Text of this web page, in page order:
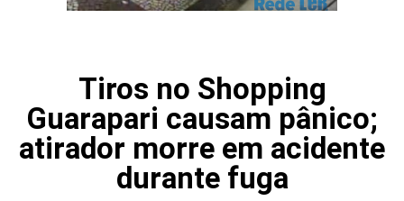
Tiros no Shopping
Guarapari causam pânico;
atirador morre em acidente
durante fuga